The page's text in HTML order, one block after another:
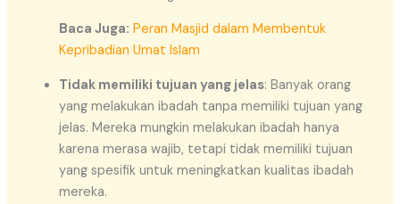
Baca Juga: Peran Masjid dalam Membentuk
Kepribadian Umat Islam
Tidak memiliki tujuan yang jelas: Banyak orang
yang melakukan ibadah tanpa memiliki tujuan yang
jelas. Mereka mungkin melakukan ibadah hanya
karena merasa wajib, tetapi tidak memiliki tujuan
yang spesifik untuk meningkatkan kualitas ibadah
mereka.